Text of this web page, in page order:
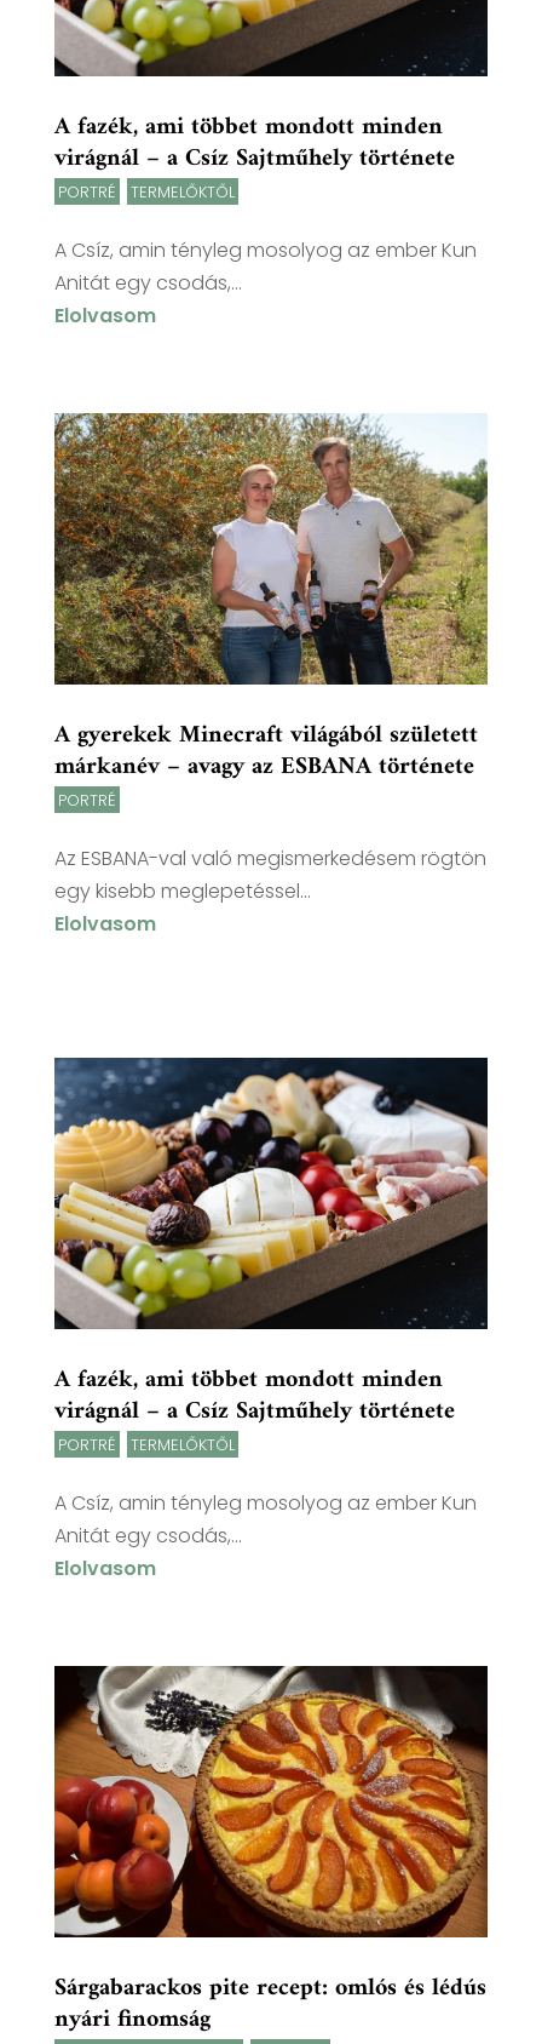
A fazék, ami többet mondott minden
virágnál – a Csíz Sajtműhely története
PORTRÉ TERMELŐKTŐL
A Csíz, amin tényleg mosolyog az ember Kun
Anitát egy csodás,...
Elolvasom
A gyerekek Minecraft világából született
márkanév – avagy az ESBANA története
PORTRÉ
Az ESBANA-val való megismerkedésem rögtön
egy kisebb meglepetéssel...
Elolvasom
A fazék, ami többet mondott minden
virágnál – a Csíz Sajtműhely története
PORTRÉ TERMELŐKTŐL
A Csíz, amin tényleg mosolyog az ember Kun
Anitát egy csodás,...
Elolvasom
Sárgabarackos pite recept: omlós és lédús
nyári finomság